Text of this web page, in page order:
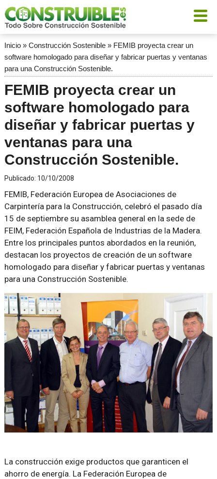
Inicio» Construcción Sostenible» FEMIB proyecta crear un
software homologado para diseñar y fabricar puertas y ventanas
para una Construcción Sostenible.
FEMIB proyecta crear un
software homologado para
diseñar y fabricar puertas y
ventanas para una
Construcción Sostenible.
Publicado: 10/10/2008
FEMIB, Federación Europea de Asociaciones de
Carpintería para la Construcción, celebró el pasado día
15 de septiembre su asamblea general en la sede de
FEIM, Federación Española de Industrias de la Madera.
Entre los principales puntos abordados en la reunión,
destacan los proyectos de creación de un software
homologado para diseñar y fabricar puertas y ventanas
para una Construcción Sostenible.
La construcción exige productos que garanticen el
ahorro de energía. La Federación Europea de